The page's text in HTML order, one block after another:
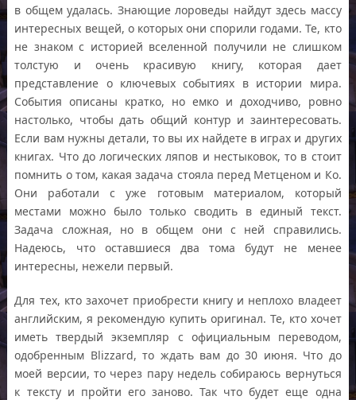
в общем удалась. Знающие лороведы найдут здесь массу
интересных вещей, о которых они спорили годами. Те, кто
не знаком с историей вселенной получили не слишком
толстую и очень красивую книгу, которая дает
представление о ключевых событиях в истории мира.
События описаны кратко, но емко и доходчиво, ровно
настолько, чтобы дать общий контур и заинтересовать.
Если вам нужны детали, то вы их найдете в играх и других
книгах. Что до логических ляпов и нестыковок, то в стоит
помнить о том, какая задача стояла перед Метценом и Ко.
Они работали с уже готовым материалом, который
местами можно было только сводить в единый текст.
Задача сложная, но в общем они с ней справились.
Надеюсь, что оставшиеся два тома будут не менее
интересны, нежели первый.
Для тех, кто захочет приобрести книгу и неплохо владеет
английским, я рекомендую купить оригинал. Те, кто хочет
иметь твердый экземпляр с официальным переводом,
одобренным Blizzard, то ждать вам до 30 июня. Что до
моей версии, то через пару недель собираюсь вернуться
к тексту и пройти его заново. Так что будет еще одна